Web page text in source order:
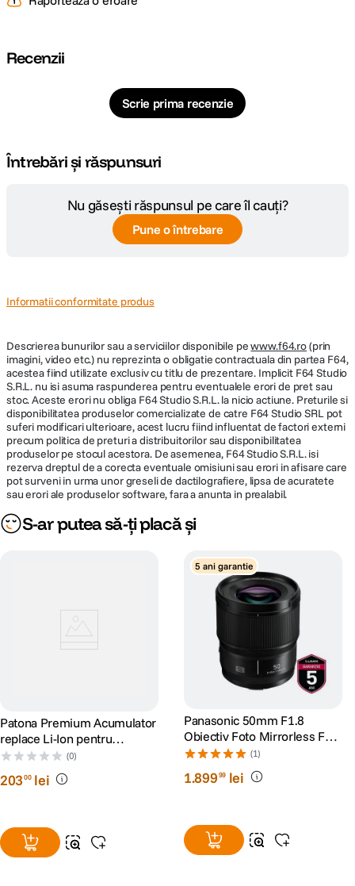
Model
DETALII PRODUCATOR
VW-VBT380E-K
Recenzii
Scrie prima recenzie
Întrebări și răspunsuri
Nu găsești răspunsul pe care îl cauți?
Pune o întrebare
Informatii conformitate produs
Descrierea bunurilor sau a serviciilor disponibile pewww.f64.ro(prin
imagini, video etc.) nu reprezinta o obligatie contractuala din partea F64,
acestea fiind utilizate exclusiv cu titlu de prezentare. Implicit F64 Studio
S.R.L. nu isi asuma raspunderea pentru eventualele erori de pret sau
stoc. Aceste erori nu obliga F64 Studio S.R.L. la nicio actiune. Preturile si
disponibilitatea produselor comercializate de catre F64 Studio SRL pot
suferi modificari ulterioare, acest lucru fiind influentat de factori externi
precum politica de preturi a distribuitorilor sau disponibilitatea
produselor pe stocul acestora. De asemenea, F64 Studio S.R.L. isi
rezerva dreptul de a corecta eventuale omisiuni sau erori in afisare care
pot surveni in urma unor greseli de dactilografiere, lipsa de acuratete
sau erori ale produselor software, fara a anunta in prealabil.
S-ar putea să-ți placă și
Patona Premium Acumulator
replace Li-Ion pentru
Panasonic VW-VBT380
3800mAh 3.6V
(0)
20300 lei
5 ani garantie
Panasonic 50mm F1.8
Obiectiv Foto Mirrorless Full
Frame L-mount (White-box)
(1)
1.89999 lei